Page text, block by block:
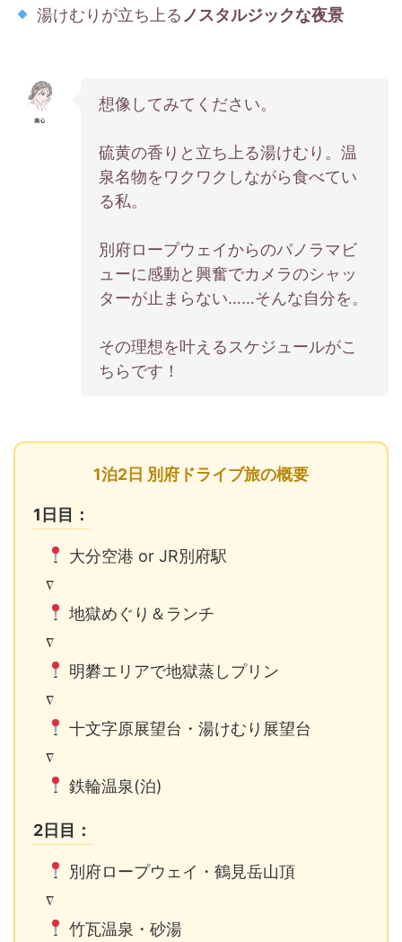
湯けむりが立ち上る ノスタルジックな夜景
想像してみてください。
硫黄の香りと立ち上る湯けむり。温
泉名物をワクワクしながら食べてい
る私。
別府ロープウェイからのパノラマビ
ューに感動と興奮でカメラのシャッ
ターが止まらない……そんな自分を。
その理想を叶えるスケジュールがこ
ちらです！
1泊2日 別府ドライブ旅の概要
1日目：
大分空港 or JR別府駅
∇
地獄めぐり＆ランチ
∇
明礬エリアで地獄蒸しプリン
∇
十文字原展望台・湯けむり展望台
∇
鉄輪温泉(泊)
2日目：
別府ロープウェイ・鶴見岳山頂
∇
竹瓦温泉・砂湯